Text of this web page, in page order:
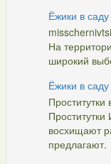
Ёжики в саду
На
широкий
Ёжики в саду
восхищают
предлагают.